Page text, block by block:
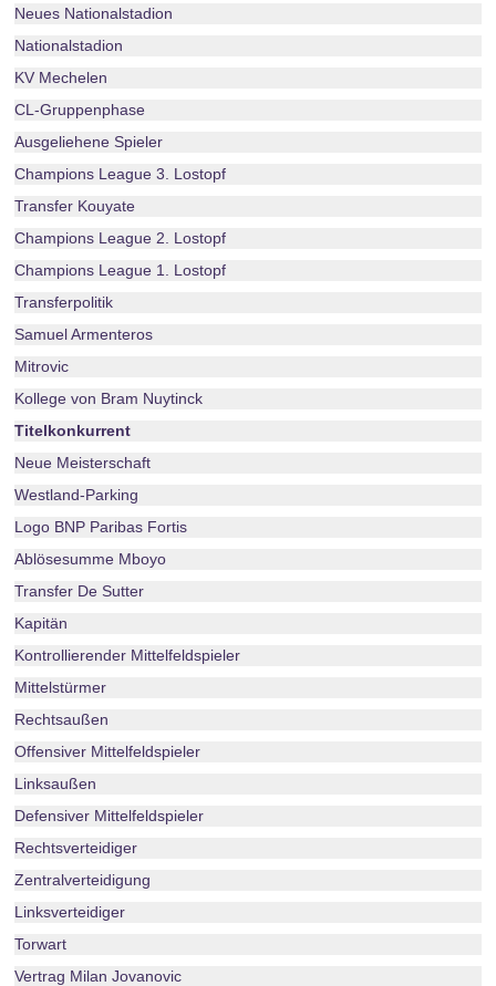
Neues Nationalstadion
Nationalstadion
KV Mechelen
CL-Gruppenphase
Ausgeliehene Spieler
Champions League 3. Lostopf
Transfer Kouyate
Champions League 2. Lostopf
Champions League 1. Lostopf
Transferpolitik
Samuel Armenteros
Mitrovic
Kollege von Bram Nuytinck
Titelkonkurrent
Neue Meisterschaft
Westland-Parking
Logo BNP Paribas Fortis
Ablösesumme Mboyo
Transfer De Sutter
Kapitän
Kontrollierender Mittelfeldspieler
Mittelstürmer
Rechtsaußen
Offensiver Mittelfeldspieler
Linksaußen
Defensiver Mittelfeldspieler
Rechtsverteidiger
Zentralverteidigung
Linksverteidiger
Torwart
Vertrag Milan Jovanovic